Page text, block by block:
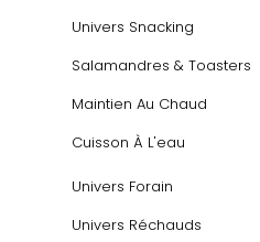
Univers Snacking
Salamandres & Toasters
Maintien Au Chaud
Cuisson À L'eau
Univers Forain
Univers Réchauds